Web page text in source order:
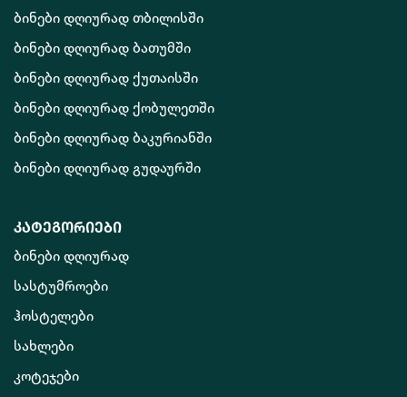
ბინები დღიურად თბილისში
ბინები დღიურად ბათუმში
ბინები დღიურად ქუთაისში
ბინები დღიურად ქობულეთში
ბინები დღიურად ბაკურიანში
ბინები დღიურად გუდაურში
კატეგორიები
ბინები დღიურად
სასტუმროები
ჰოსტელები
სახლები
კოტეჯები